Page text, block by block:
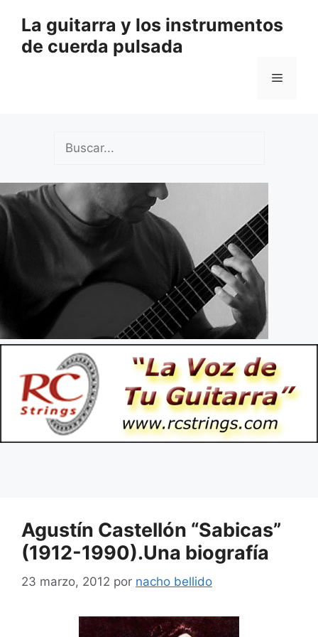
contenido
La guitarra y los instrumentos
de cuerda pulsada
Menú
Agustín Castellón “Sabicas”
(1912-1990).Una biografía
23 marzo, 2012 por nacho bellido